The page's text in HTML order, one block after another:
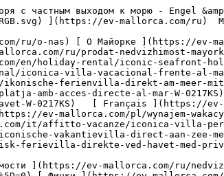
[ Новострои ](https://ev-mallorca.com/ru/nedvizhimost-mayorka?contract_type=0&type%5B0%5D=development) 

  Долгосрочная аренда  [ Все объекты недвижимости ](https://ev-mallorca.com/ru/nedvizhimost-mayorka?contract_type=1) [ Дома / Виллы ](https://ev-mallorca.com/ru/nedvizhimost-mayorka?contract_type=1&type%5B0%5D=0) [ Финки ](https://ev-mallorca.com/ru/nedvizhimost-mayorka?contract_type=1&type%5B0%5D=1) [ Квартиры ](https://ev-mallorca.com/ru/nedvizhimost-mayorka?contract_type=1&type%5B0%5D=2) [ Пентхаусы ](https://ev-mallorca.com/ru/nedvizhimost-mayorka?contract_type=1&type%5B0%5D=5) 

  Краткосрочная аренда  [ Все объекты недвижимости ](https://ev-mallorca.com/ru/kratkosrochnaya-arenda) [ Дома / Виллы ](https://ev-mallorca.com/ru/kratkosrochnaya-arenda?type%5B0%5D=0) [ Финки ](https://ev-mallorca.com/ru/kratkosrochnaya-arenda?type%5B0%5D=1) [ Квартиры ](https://ev-mallorca.com/ru/kratkosrochnaya-arenda?type%5B0%5D=2) [ Пентхаусы ](https://ev-mallorca.com/ru/kratkosrochnaya-arenda?type%5B0%5D=5) 

  Коммерческая недвижимость  [ Все объекты недвижимости ](https://ev-mallorca.com/ru/kommercheskaya-nedvizhimost) [ Сельское и лесное хозяйство ](https://ev-mallorca.com/ru/kommercheskaya-nedvizhimost?type%5B0%5D=6) [ Отель ](https://ev-mallorca.com/ru/kommercheskaya-nedvizhimost?type%5B0%5D=7) [ Промышленность ](https://ev-mallorca.com/ru/kommercheskaya-nedvizhimost?type%5B0%5D=8) [ Инвестиция ](https://ev-mallorca.com/ru/kommercheskaya-nedvizhimost?type%5B0%5D=9) [ Гастрономия ](https://ev-mallorca.com/ru/kommercheskaya-nedvizhimost?type%5B0%5D=10) [ Земельный участок ](https://ev-mallorca.com/ru/kommercheskaya-nedvizhimost?type%5B0%5D=11) [ Офис ](https://ev-mallorca.com/ru/kommercheskaya-nedvizhimost?type%5B0%5D=12) [ Другие ](https://ev-mallorca.com/ru/kommercheskaya-nedvizhimost?type%5B0%5D=13) [ Магазин ](https://ev-mallorca.com/ru/kommercheskaya-nedvizhimost?type%5B0%5D=14) 

 [ Новострои ](https://ev-mallorca.com/ru/novostroi-mayorka) 

     Русский       [ English ](https://ev-mallorca.com/en/holiday-rental/iconic-seafront-holiday-villa-with-direct-sea-access-W-0217KS)   [ Español ](https://ev-mallorca.com/es/alquiler-vacacional/iconica-villa-vacacional-frente-al-mar-con-acceso-directo-al-mar-W-0217KS)   [ Deutsch ](https://ev-mallorca.com/de/ferienvermietung/ikonische-ferienvilla-direkt-am-meer-mit-eigenem-meerzugang-W-0217KS)   [ Català ](https://ev-mallorca.com/ca/estada-vacacional/vila-vacacional-iconica-davant-de-la-platja-amb-acces-directe-al-mar-W-0217KS)   [ Svenska ](https://ev-mallorca.com/sv/semesteruthyrning/ikonisk-semestervilla-direkt-vid-havet-med-privat-tillgang-till-havet-W-0217KS)   [ Français ](https://ev-mallorca.com/fr/location-